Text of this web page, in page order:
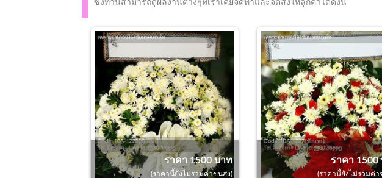
ซึ่งท่านสามารถดูผลงานต่างๆที่เราเคยจัดทำและจัดส่งให้ลูกค้าได้ดังนี้
ราคา 1500 บาท
(ราคานี้ยังไม่รวมค่าขนส่ง)
ราคา 1500
(ราคานี้ยังไม่รวมค่า